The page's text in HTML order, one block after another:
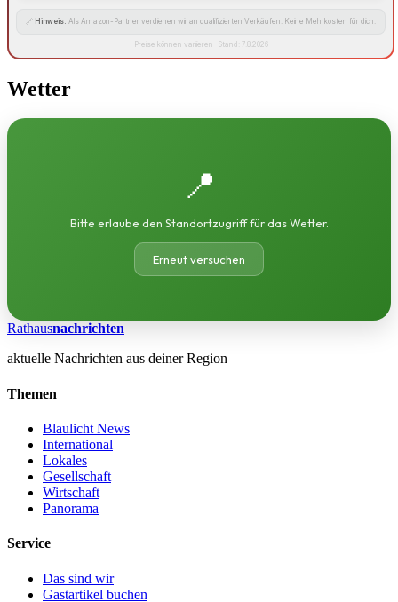
🔗 Hinweis: Als Amazon-Partner verdienen wir an qualifizierten Verkäufen. Keine Mehrkosten für dich.
Preise können variieren · Stand: 7.8.2026
Wetter
📍
Bitte erlaube den Standortzugriff für das Wetter.
Erneut versuchen
Rathausnachrichten
aktuelle Nachrichten aus deiner Region
Themen
Blaulicht News
International
Lokales
Gesellschaft
Wirtschaft
Panorama
Service
Das sind wir
Gastartikel buchen